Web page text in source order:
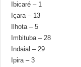
Ibicaré – 1
Içara – 13
Ilhota – 5
Imbituba – 28
Indaial – 29
Ipira – 3